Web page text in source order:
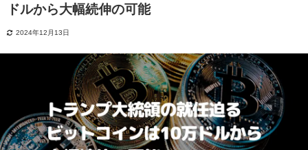
ドルから大幅続伸の可能
2024年12月13日